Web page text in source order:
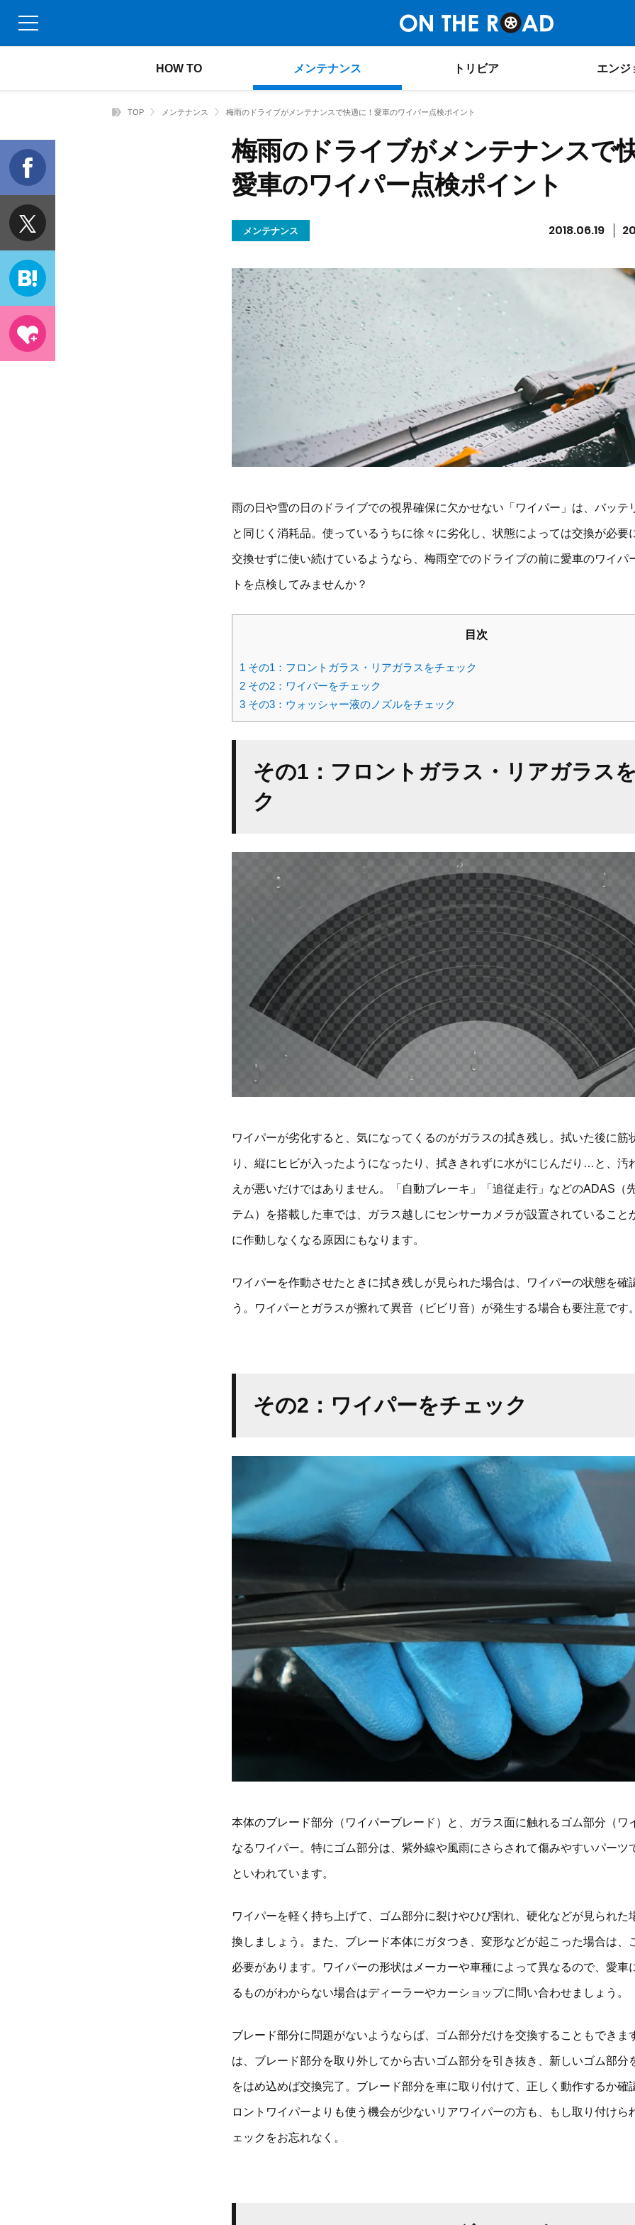
HOW TO メンテナンス トリビア エンジ
TOP メンテナンス 梅雨のドライブがメンテナンスで快適に！愛車のワイパー点検ポイント
梅雨のドライブがメンテナンスで
愛車のワイパー点検ポイント
メンテナンス 2018.06.19
雨の日や雪の日のドライブでの視界確保に欠かせない「ワイパー」は、バッテ
と同じく消耗品。使っているうちに徐々に劣化し、状態によっては交換が必要
交換せずに使い続けているようなら、梅雨空でのドライブの前に愛車のワイパ
トを点検してみませんか？
目次
1 その1：フロントガラス・リアガラスをチェック
2 その2：ワイパーをチェック
3 その3：ウォッシャー液のノズルをチェック
その1：フロントガラス・リアガラス
ク
ワイパーが劣化すると、気になってくるのがガラスの拭き残し。拭いた後に筋
り、縦にヒビが入ったようになったり、拭ききれずに水がにじんだり…と、汚
えが悪いだけではありません。「自動ブレーキ」「追従走行」などのADAS（
テム）を搭載した車では、ガラス越しにセンサーカメラが設置されていること
に作動しなくなる原因にもなります。
ワイパーを作動させたときに拭き残しが見られた場合は、ワイパーの状態を確
う。ワイパーとガラスが擦れて異音（ビビリ音）が発生する場合も要注意です
その2：ワイパーをチェック
本体のブレード部分（ワイパーブレード）と、ガラス面に触れるゴム部分（ワ
なるワイパー。特にゴム部分は、紫外線や風雨にさらされて傷みやすいパーツ
といわれています。
ワイパーを軽く持ち上げて、ゴム部分に裂けやひび割れ、硬化などが見られた
換しましょう。また、ブレード本体にガタつき、変形などが起こった場合は、
必要があります。ワイパーの形状はメーカーや車種によって異なるので、愛車
るものがわからない場合はディーラーやカーショップに問い合わせましょう。
ブレード部分に問題がないようならば、ゴム部分だけを交換することもできま
は、ブレード部分を取り外してから古いゴム部分を引き抜き、新しいゴム部分
をはめ込めば交換完了。ブレード部分を車に取り付けて、正しく動作するか確
ロントワイパーよりも使う機会が少ないリアワイパーの方も、もし取り付けら
ェックをお忘れなく。
f
t
h